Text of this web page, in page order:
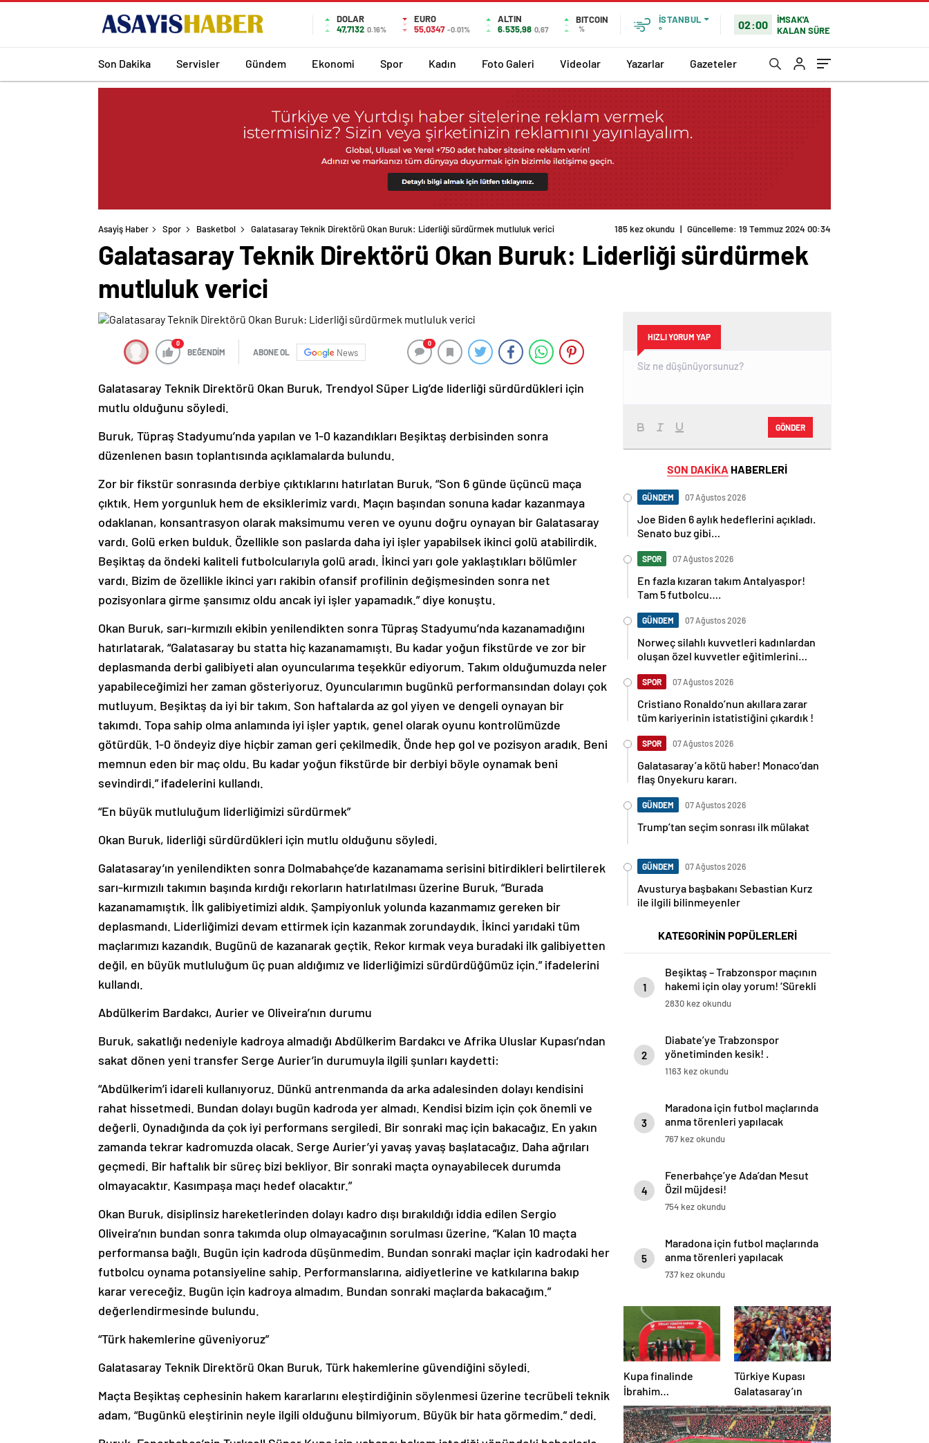
DOLAR
47,7132 0.16%
EURO
55,0347 -0.01%
ALTIN
6.535,98 0,67
BITCOIN
%
İSTANBUL
°
02:00
İMSAK'A
KALAN SÜRE
Son Dakika Servisler Gündem Ekonomi Spor Kadın Foto Galeri Videolar Yazarlar Gazeteler
Asayiş Haber Spor Basketbol Galatasaray Teknik Direktörü Okan Buruk: Liderliği sürdürmek mutluluk verici
Galatasaray Teknik Direktörü Okan Buruk: Liderliği sürdürmek
mutluluk verici
0
BEĞENDİM ABONE OL News
0
Galatasaray Teknik Direktörü Okan Buruk, Trendyol Süper Lig’de liderliği sürdürdükleri için
mutlu olduğunu söyledi.
Buruk, Tüpraş Stadyumu’nda yapılan ve 1-0 kazandıkları Beşiktaş derbisinden sonra
düzenlenen basın toplantısında açıklamalarda bulundu.
Zor bir fikstür sonrasında derbiye çıktıklarını hatırlatan Buruk, “Son 6 günde üçüncü maça
çıktık. Hem yorgunluk hem de eksiklerimiz vardı. Maçın başından sonuna kadar kazanmaya
odaklanan, konsantrasyon olarak maksimumu veren ve oyunu doğru oynayan bir Galatasaray
vardı. Golü erken bulduk. Özellikle son paslarda daha iyi işler yapabilsek ikinci golü atabilirdik.
Beşiktaş da öndeki kaliteli futbolcularıyla golü aradı. İkinci yarı gole yaklaştıkları bölümler
vardı. Bizim de özellikle ikinci yarı rakibin ofansif profilinin değişmesinden sonra net
pozisyonlara girme şansımız oldu ancak iyi işler yapamadık.” diye konuştu.
Okan Buruk, sarı-kırmızılı ekibin yenilendikten sonra Tüpraş Stadyumu’nda kazanamadığını
hatırlatarak, “Galatasaray bu statta hiç kazanamamıştı. Bu kadar yoğun fikstürde ve zor bir
deplasmanda derbi galibiyeti alan oyuncularıma teşekkür ediyorum. Takım olduğumuzda neler
yapabileceğimizi her zaman gösteriyoruz. Oyuncularımın bugünkü performansından dolayı çok
mutluyum. Beşiktaş da iyi bir takım. Son haftalarda az gol yiyen ve dengeli oynayan bir
takımdı. Topa sahip olma anlamında iyi işler yaptık, genel olarak oyunu kontrolümüzde
götürdük. 1-0 öndeyiz diye hiçbir zaman geri çekilmedik. Önde hep gol ve pozisyon aradık. Beni
memnun eden bir maç oldu. Bu kadar yoğun fikstürde bir derbiyi böyle oynamak beni
sevindirdi.” ifadelerini kullandı.
“En büyük mutluluğum liderliğimizi sürdürmek”
Okan Buruk, liderliği sürdürdükleri için mutlu olduğunu söyledi.
Galatasaray’ın yenilendikten sonra Dolmabahçe’de kazanamama serisini bitirdikleri belirtilerek
sarı-kırmızılı takımın başında kırdığı rekorların hatırlatılması üzerine Buruk, “Burada
kazanamamıştık. İlk galibiyetimizi aldık. Şampiyonluk yolunda kazanmamız gereken bir
deplasmandı. Liderliğimizi devam ettirmek için kazanmak zorundaydık. İkinci yarıdaki tüm
maçlarımızı kazandık. Bugünü de kazanarak geçtik. Rekor kırmak veya buradaki ilk galibiyetten
değil, en büyük mutluluğum üç puan aldığımız ve liderliğimizi sürdürdüğümüz için.” ifadelerini
kullandı.
Abdülkerim Bardakcı, Aurier ve Oliveira’nın durumu
Buruk, sakatlığı nedeniyle kadroya almadığı Abdülkerim Bardakcı ve Afrika Uluslar Kupası’ndan
sakat dönen yeni transfer Serge Aurier’in durumuyla ilgili şunları kaydetti:
“Abdülkerim’i idareli kullanıyoruz. Dünkü antrenmanda da arka adalesinden dolayı kendisini
rahat hissetmedi. Bundan dolayı bugün kadroda yer almadı. Kendisi bizim için çok önemli ve
değerli. Oynadığında da çok iyi performans sergiledi. Bir sonraki maç için bakacağız. En yakın
zamanda tekrar kadromuzda olacak. Serge Aurier’yi yavaş yavaş başlatacağız. Daha ağrıları
geçmedi. Bir haftalık bir süreç bizi bekliyor. Bir sonraki maçta oynayabilecek durumda
olmayacaktır. Kasımpaşa maçı hedef olacaktır.”
Okan Buruk, disiplinsiz hareketlerinden dolayı kadro dışı bırakıldığı iddia edilen Sergio
Oliveira’nın bundan sonra takımda olup olmayacağının sorulması üzerine, “Kalan 10 maçta
performansa bağlı. Bugün için kadroda düşünmedim. Bundan sonraki maçlar için kadrodaki her
futbolcu oynama potansiyeline sahip. Performanslarına, aidiyetlerine ve katkılarına bakıp
karar vereceğiz. Bugün için kadroya almadım. Bundan sonraki maçlarda bakacağım.”
değerlendirmesinde bulundu.
“Türk hakemlerine güveniyoruz”
Galatasaray Teknik Direktörü Okan Buruk, Türk hakemlerine güvendiğini söyledi.
Maçta Beşiktaş cephesinin hakem kararlarını eleştirdiğinin söylenmesi üzerine tecrübeli teknik
adam, “Bugünkü eleştirinin neyle ilgili olduğunu bilmiyorum. Büyük bir hata görmedim.” dedi.
HIZLI YORUM YAP
GÖNDER
SON DAKİKA HABERLERİ
GÜNDEM 07 Ağustos 2026
Joe Biden 6 aylık hedeflerini açıkladı.
Senato buz gibi…
SPOR 07 Ağustos 2026
En fazla kızaran takım Antalyaspor!
Tam 5 futbolcu….
GÜNDEM 07 Ağustos 2026
Norweç silahlı kuvvetleri kadınlardan
oluşan özel kuvvetler eğitimlerini
SPOR 07 Ağustos 2026
Cristiano Ronaldo’nun akıllara zarar
tüm kariyerinin istatistiğini çıkardık !
SPOR 07 Ağustos 2026
Galatasaray’a kötü haber! Monaco’dan
flaş Onyekuru kararı.
GÜNDEM 07 Ağustos 2026
Trump’tan seçim sonrası ilk mülakat
GÜNDEM 07 Ağustos 2026
Avusturya başbakanı Sebastian Kurz
ile ilgili bilinmeyenler
KATEGORİNİN POPÜLERLERİ
1
Beşiktaş – Trabzonspor maçının
hakemi için olay yorum! ‘Sürekli
kambur bir şekilde’
2830 kez okundu
2
Diabate’ye Trabzonspor
yönetiminden kesik! .
1163 kez okundu
3
Maradona için futbol maçlarında
anma törenleri yapılacak
767 kez okundu
4
Fenerbahçe’ye Ada’dan Mesut
Özil müjdesi!
754 kez okundu
5
Maradona için futbol maçlarında
anma törenleri yapılacak
737 kez okundu
Kupa finalinde
İbrahim
Hacıosmanoğlu’na
şok protesto!
Türkiye Kupası
Galatasaray’ın